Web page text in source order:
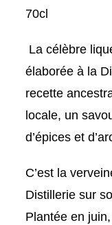
70cl
La célèbre
élaborée à la
recette
locale, un
d’épices et
C’est la
Distillerie sur
Plantée en